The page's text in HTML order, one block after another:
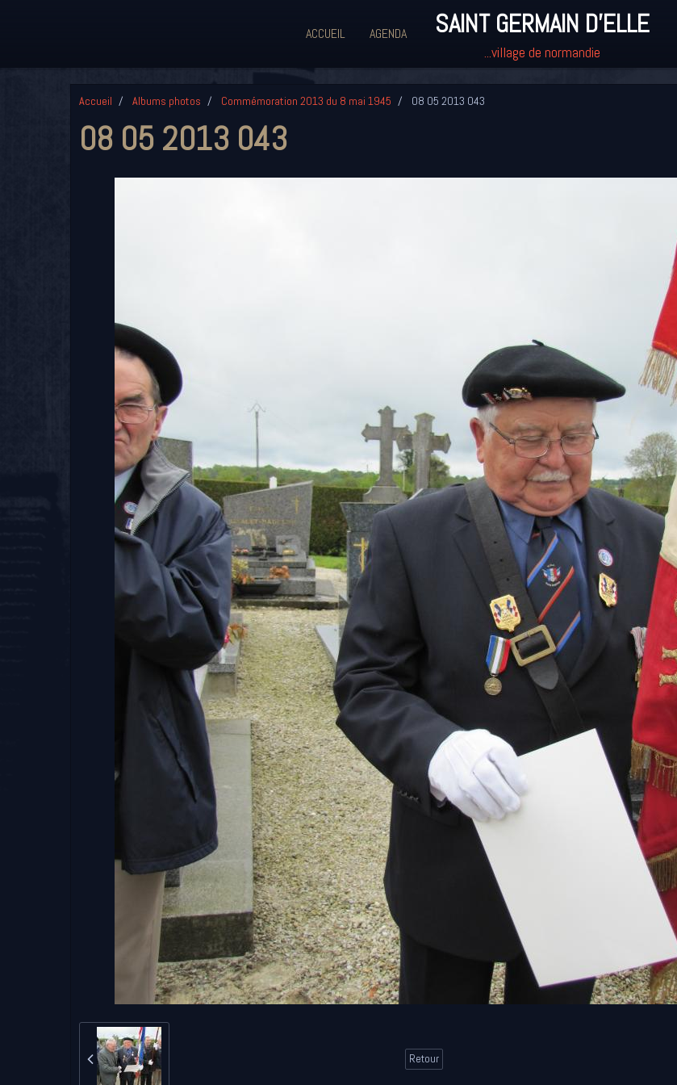
ACCUEIL AGENDA SAINT GERMAIN D'ELLE
...village de normandie
Accueil Albums photos Commémoration 2013 du 8 mai 1945 08 05 2013 043
08 05 2013 043
Retour